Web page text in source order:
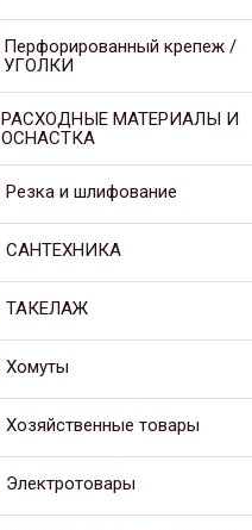
Перфорированный крепеж /
УГОЛКИ
РАСХОДНЫЕ МАТЕРИАЛЫ И
ОСНАСТКА
Резка и шлифование
САНТЕХНИКА
ТАКЕЛАЖ
Хомуты
Хозяйственные товары
Электротовары